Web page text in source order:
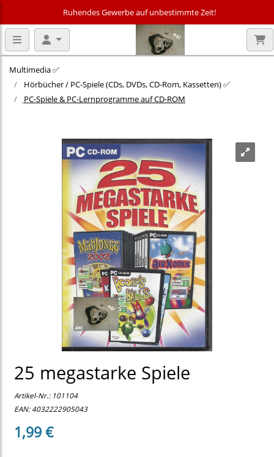
Ruhendes Gewerbe auf unbestimmte Zeit!
Multimedia ✅
Hörbücher / PC-Spiele (CDs, DVDs, CD-Rom, Kassetten) ✅
PC‑Spiele & PC‑Lernprogramme auf CD‑ROM
25 megastarke Spiele
Artikel-Nr.: 101104
EAN: 4032222905043
1,99 €